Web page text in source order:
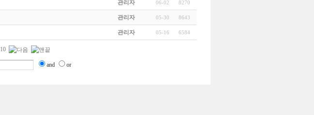
관리자 06-02 8270
관리자 05-30 8643
관리자 05-16 6584
10
and or